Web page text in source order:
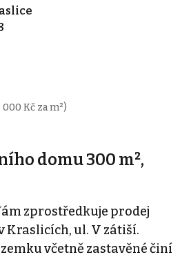
000 Kč za m²)
domu 300 m²,
zprostředkuje prodej
Kraslicích, ul. V zátiší.
včetně zastavěné činí